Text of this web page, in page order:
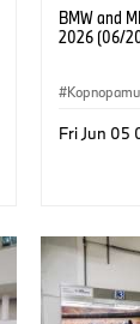
BMW and
2026 (06/
Fri Jun 05